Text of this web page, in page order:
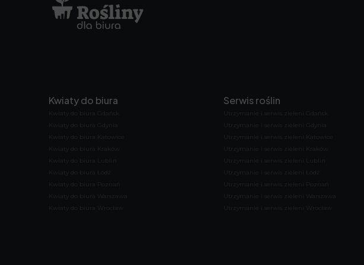
Kwiaty do biura
Kwiaty do biura Gdańsk
Kwiaty do biura Gdynia
Kwiaty do biura Katowice
Kwiaty do biura Kraków
Kwiaty do biura Lublin
Kwiaty do biura Łódź
Kwiaty do biura Poznań
Kwiaty do biura Warszawa
Kwiaty do biura Wrocław
Serwis roślin
Utrzymanie i serwis zieleni Gdańsk
Utrzymanie i serwis zieleni Gdynia
Utrzymanie i serwis zieleni Katowice
Utrzymanie i serwis zieleni Kraków
Utrzymanie i serwis zieleni Lublin
Utrzymanie i serwis zieleni Łódź
Utrzymanie i serwis zieleni Poznań
Utrzymanie i serwis zieleni Warszawa
Utrzymanie i serwis zieleni Wrocław